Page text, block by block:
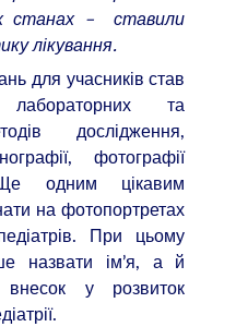
станах – ставили
лікування.
для учасників став
лабораторних та
дослідження,
фотографії
одним цікавим
на фотопортретах
При цьому
назвати ім’я, а й
внесок у розвиток